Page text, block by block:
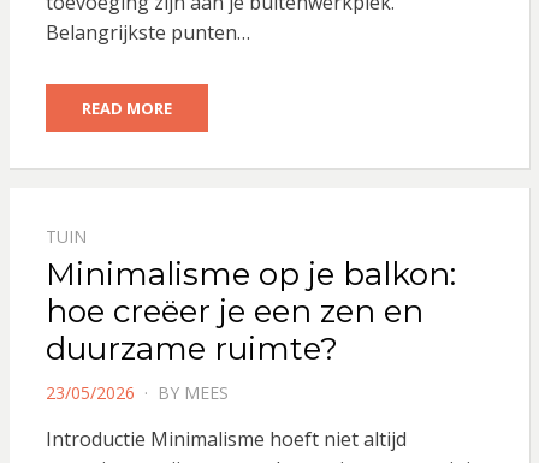
Belangrijkste punten…
READ MORE
TUIN
Minimalisme op je balkon:
hoe creëer je een zen en
duurzame ruimte?
POSTED
23/05/2026 BY MEES
Introductie Minimalisme hoeft niet altijd